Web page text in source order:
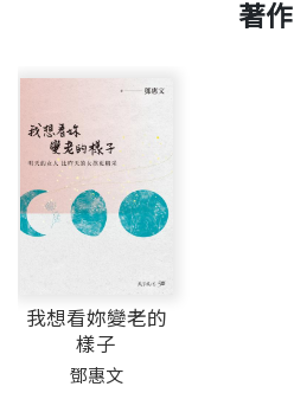
著作
我想看妳變老的
樣子
鄧惠文